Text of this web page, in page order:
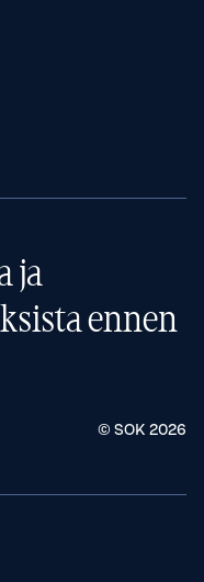
ja
ennen
© SOK 2026